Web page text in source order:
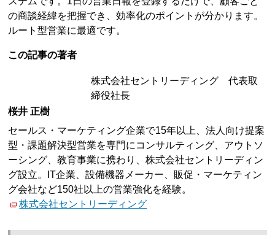
の商談経緯を把握でき、効率化のポイントが分かります。
ルート型営業に最適です。
この記事の著者
株式会社セントリーディング 代表取
締役社長
桜井 正樹
セールス・マーケティング企業で15年以上、法人向け提案
型・課題解決型営業を専門にコンサルティング、アウトソ
ーシング、教育事業に携わり、株式会社セントリーディン
グ設立。IT企業、設備機器メーカー、販促・マーケティン
グ会社など150社以上の営業強化を経験。
株式会社セントリーディング